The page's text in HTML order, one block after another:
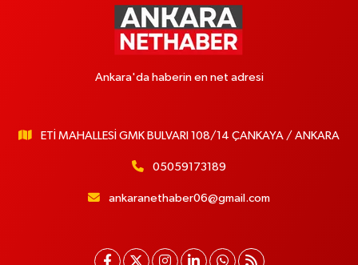
Ankara'da haberin en net adresi
ETİ MAHALLESİ GMK BULVARI 108/14 ÇANKAYA / ANKARA
05059173189
ankaranethaber06@gmail.com